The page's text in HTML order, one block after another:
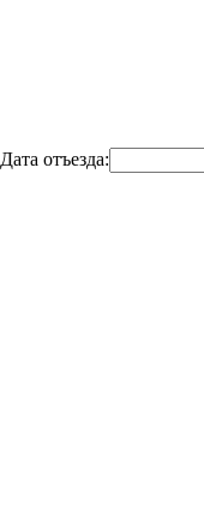
Дата отъезда: